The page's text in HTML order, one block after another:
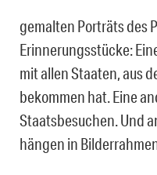
gemalten Porträts des
Erinnerungsstücke:
mit allen Staaten, aus
bekommen hat. Eine
Staatsbesuchen. Und
hängen in